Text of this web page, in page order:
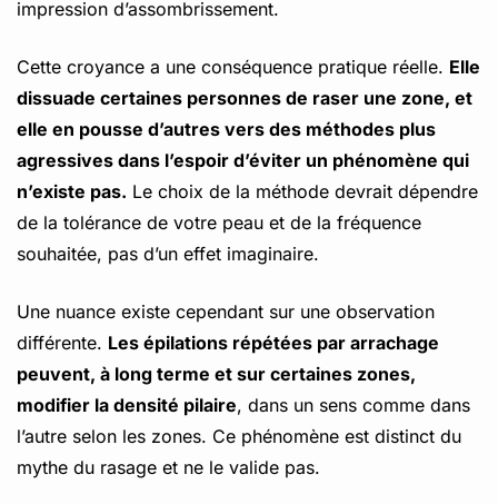
impression d’assombrissement.
Cette croyance a une conséquence pratique réelle. Elle
dissuade certaines personnes de raser une zone, et
elle en pousse d’autres vers des méthodes plus
agressives dans l’espoir d’éviter un phénomène qui
n’existe pas. Le choix de la méthode devrait dépendre
de la tolérance de votre peau et de la fréquence
souhaitée, pas d’un effet imaginaire.
Une nuance existe cependant sur une observation
différente. Les épilations répétées par arrachage
peuvent, à long terme et sur certaines zones,
modifier la densité pilaire, dans un sens comme dans
l’autre selon les zones. Ce phénomène est distinct du
mythe du rasage et ne le valide pas.